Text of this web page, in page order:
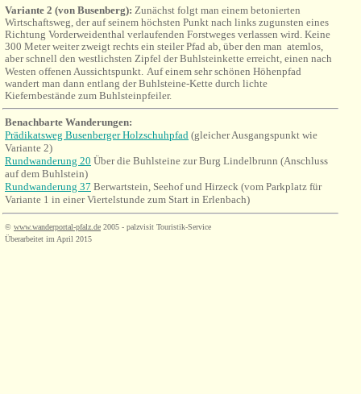
Variante 2 (von Busenberg): Zunächst folgt man einem betonierten
Wirtschaftsweg, der auf seinem höchsten Punkt nach links zugunsten eines
Richtung Vorderweidenthal verlaufenden Forstweges verlassen wird. Keine
300 Meter weiter zweigt rechts ein steiler Pfad ab, über den man atemlos,
aber schnell den westlichsten Zipfel der Buhlsteinkette erreicht, einen nach
Westen offenen Aussichtspunkt. Auf einem sehr schönen Höhenpfad
wandert man dann entlang der Buhlsteine-Kette durch lichte
Kiefernbestände zum Buhlsteinpfeiler.
Benachbarte Wanderungen:
Prädikatsweg Busenberger Holzschuhpfad (gleicher Ausgangspunkt wie
Variante 2)
Rundwanderung 20 Über die Buhlsteine zur Burg Lindelbrunn (Anschluss
auf dem Buhlstein)
Rundwanderung 37 Berwartstein, Seehof und Hirzeck (vom Parkplatz für
Variante 1 in einer Viertelstunde zum Start in Erlenbach)
© www.wanderportal-pfalz.de 2005 - palzvisit Touristik-Service
Überarbeitet im April 2015